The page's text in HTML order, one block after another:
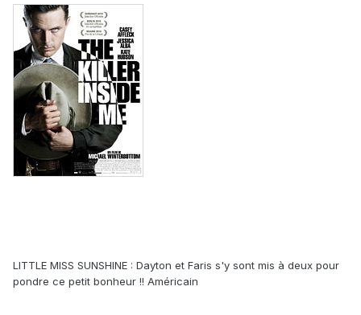
LITTLE MISS SUNSHINE : Dayton et Faris s'y sont mis à deux pour
pondre ce petit bonheur !! Américain